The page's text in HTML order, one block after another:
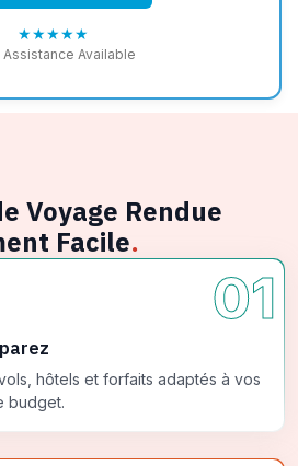
★★★★★
Assistance Available
Voyage Rendue
Facile.
01
hôtels et forfaits adaptés à vos
budget.